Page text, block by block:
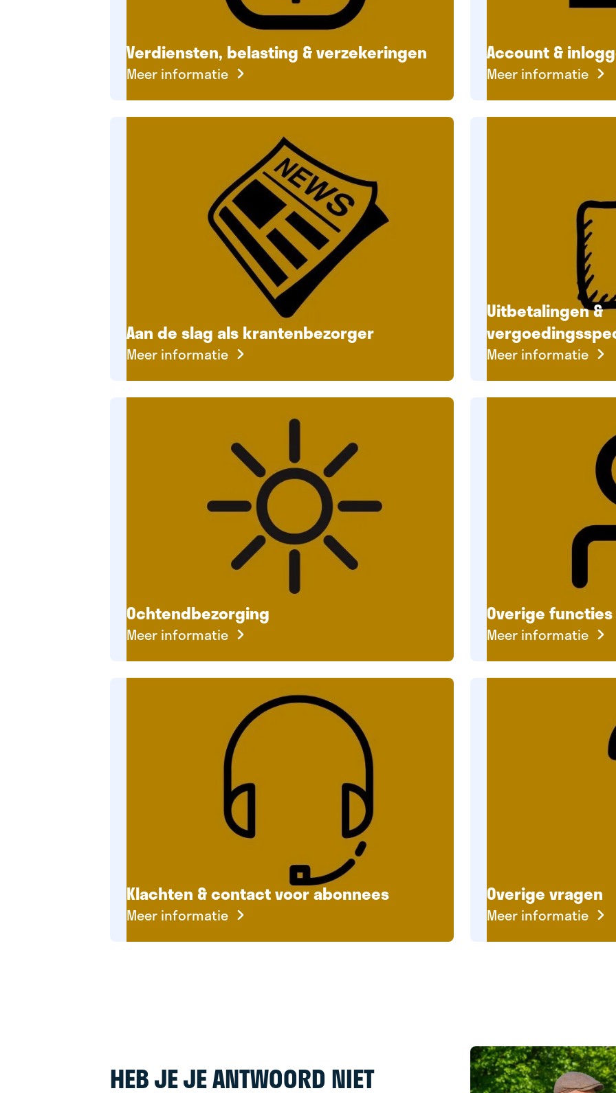
Verdiensten, belasting & verzekeringen
Meer informatie
Account &
Meer informatie
Aan de slag als krantenbezorger
Meer informatie
Uitbetalingen &
Meer informatie
Ochtendbezorging
Meer informatie
Overige
Meer informatie
Klachten & contact voor abonnees
Meer informatie
Overige vragen
Meer informatie
HEB JE JE ANTWOORD NIET